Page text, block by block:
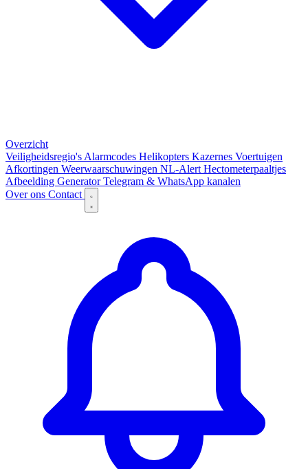
Overzicht
Veiligheidsregio's Alarmcodes Helikopters Kazernes Voertuigen
Afkortingen Weerwaarschuwingen NL-Alert Hectometerpaaltjes
Afbeelding GeneratorTelegram & WhatsApp kanalen
Over ons Contact